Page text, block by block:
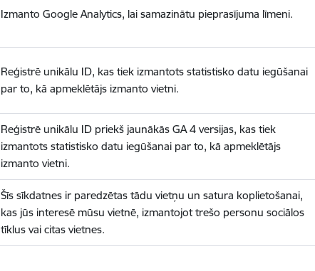
Izmanto Google Analytics, lai samazinātu pieprasījuma līmeni.
Reģistrē unikālu ID, kas tiek izmantots statistisko datu iegūšanai
par to, kā apmeklētājs izmanto vietni.
Reģistrē unikālu ID priekš jaunākās GA 4 versijas, kas tiek
izmantots statistisko datu iegūšanai par to, kā apmeklētājs
izmanto vietni.
Šīs sīkdatnes ir paredzētas tādu vietņu un satura koplietošanai,
kas jūs interesē mūsu vietnē, izmantojot trešo personu sociālos
tīklus vai citas vietnes.